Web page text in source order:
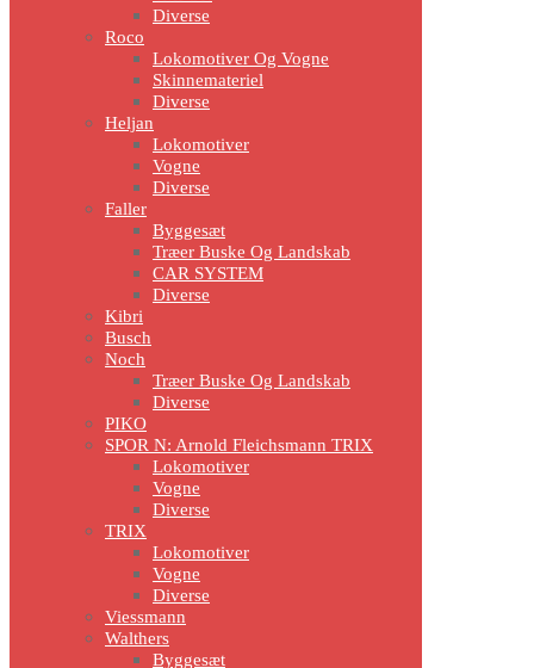
Diverse
Roco
Lokomotiver Og Vogne
Skinnemateriel
Diverse
Heljan
Lokomotiver
Vogne
Diverse
Faller
Byggesæt
Træer Buske Og Landskab
CAR SYSTEM
Diverse
Kibri
Busch
Noch
Træer Buske Og Landskab
Diverse
PIKO
SPOR N: Arnold Fleichsmann TRIX
Lokomotiver
Vogne
Diverse
TRIX
Lokomotiver
Vogne
Diverse
Viessmann
Walthers
Byggesæt